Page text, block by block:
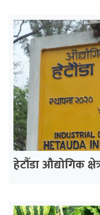
हेटौँडा औद्योगिक